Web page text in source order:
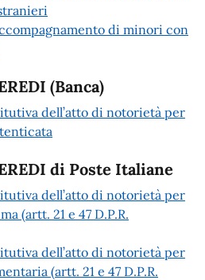
di minori con
(Banca)
dell’atto di notorietà per
di Poste Italiane
dell’atto di notorietà per
(artt. 21 e 47 D.P.R.
dell’atto di notorietà per
(artt. 21 e 47 D.P.R.